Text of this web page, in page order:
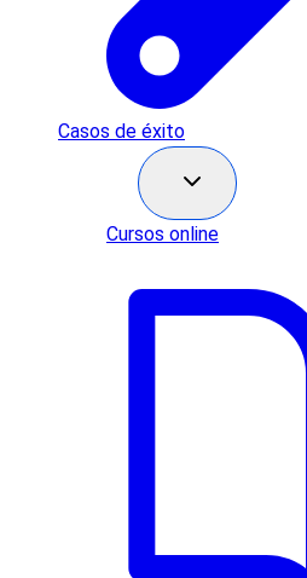
Casos de éxito
Cursos online